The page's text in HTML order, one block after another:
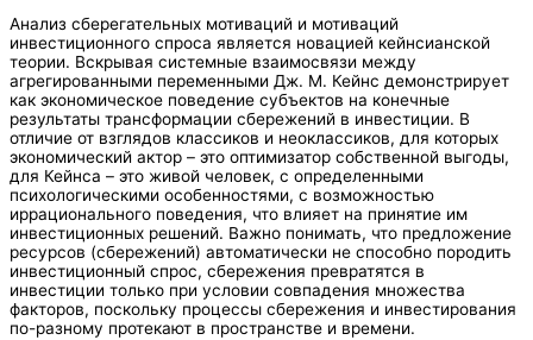
Анализ сберегательных мотиваций и мотиваций
инвестиционного спроса является новацией кейнсианской
теории. Вскрывая системные взаимосвязи между
агрегированными переменными Дж. М. Кейнс демонстрирует
как экономическое поведение субъектов на конечные
результаты трансформации сбережений в инвестиции. В
отличие от взглядов классиков и неоклассиков, для которых
экономический актор – это оптимизатор собственной выгоды,
для Кейнса – это живой человек, с определенными
психологическими особенностями, с возможностью
иррационального поведения, что влияет на принятие им
инвестиционных решений. Важно понимать, что предложение
ресурсов (сбережений) автоматически не способно породить
инвестиционный спрос, сбережения превратятся в
инвестиции только при условии совпадения множества
факторов, поскольку процессы сбережения и инвестирования
по-разному протекают в пространстве и времени.